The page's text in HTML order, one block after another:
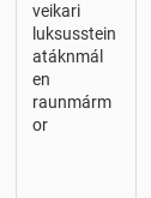
veikari
luksusstein
atáknmál
en
raunmárm
or